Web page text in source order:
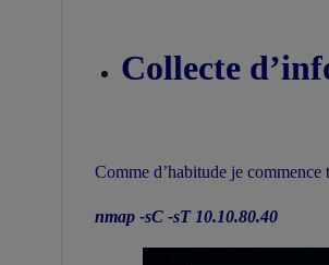
Collecte
Comme d’habitude je
nmap -sC -sT 10.10.80.40